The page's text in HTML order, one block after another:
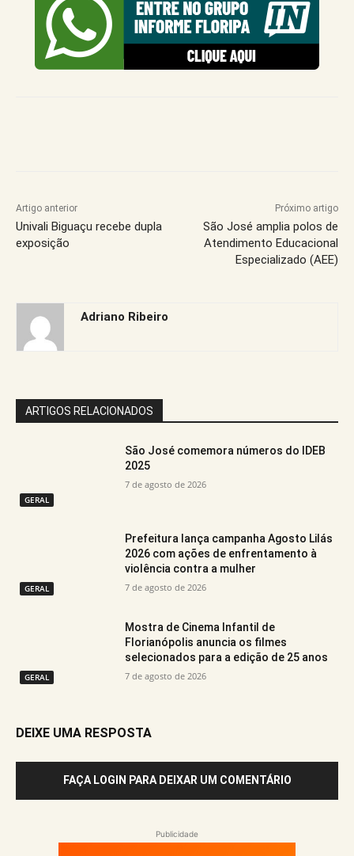
Artigo anterior
Univali Biguaçu recebe dupla
exposição
Próximo artigo
São José amplia polos de
Atendimento Educacional
Especializado (AEE)
Adriano Ribeiro
ARTIGOS RELACIONADOS
GERAL
São José comemora números do IDEB
2025
7 de agosto de 2026
GERAL
Prefeitura lança campanha Agosto Lilás
2026 com ações de enfrentamento à
violência contra a mulher
7 de agosto de 2026
GERAL
Mostra de Cinema Infantil de
Florianópolis anuncia os filmes
selecionados para a edição de 25 anos
7 de agosto de 2026
DEIXE UMA RESPOSTA
FAÇA LOGIN PARA DEIXAR UM COMENTÁRIO
Publicidade